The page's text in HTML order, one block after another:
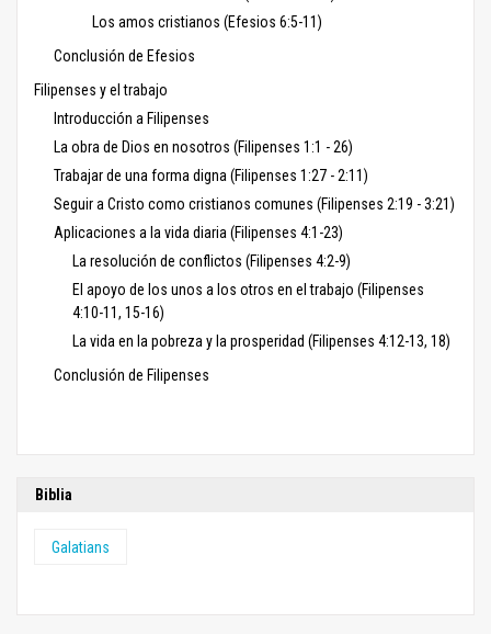
Los amos cristianos (Efesios 6:5-11)
Conclusión de Efesios
Filipenses y el trabajo
Introducción a Filipenses
La obra de Dios en nosotros (Filipenses 1:1 - 26)
Trabajar de una forma digna (Filipenses 1:27 - 2:11)
Seguir a Cristo como cristianos comunes (Filipenses 2:19 - 3:21)
Aplicaciones a la vida diaria (Filipenses 4:1-23)
La resolución de conflictos (Filipenses 4:2-9)
El apoyo de los unos a los otros en el trabajo (Filipenses
4:10-11, 15-16)
La vida en la pobreza y la prosperidad (Filipenses 4:12-13, 18)
Conclusión de Filipenses
Biblia
Galatians